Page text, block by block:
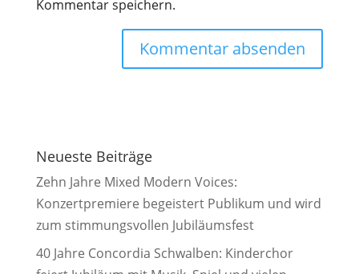
Kommentar speichern.
Neueste Beiträge
Zehn Jahre Mixed Modern Voices:
Konzertpremiere begeistert Publikum und wird
zum stimmungsvollen Jubiläumsfest
40 Jahre Concordia Schwalben: Kinderchor